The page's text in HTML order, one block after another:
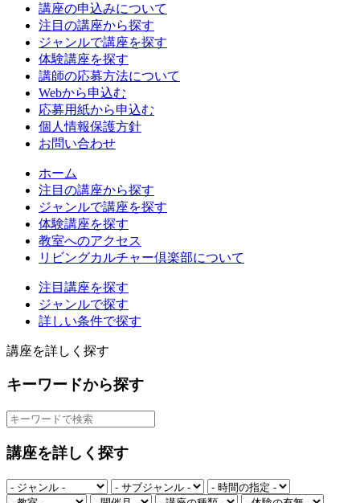
講座の申込みについて
注目の講座から探す
ジャンルで講座を探す
体験講座を探す
講師の応募方法について
Webから申込む
応募用紙から申込む
個人情報保護方針
お問い合わせ
ホーム
注目の講座から探す
ジャンルで講座を探す
体験講座を探す
教室へのアクセス
リビングカルチャー倶楽部について
注目講座を探す
ジャンルで探す
詳しい条件で探す
講座を詳しく探す
キーワードから探す
講座を詳しく探す